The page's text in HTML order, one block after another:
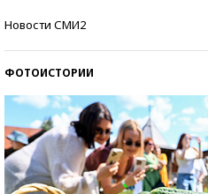
Новости СМИ2
ФОТОИСТОРИИ